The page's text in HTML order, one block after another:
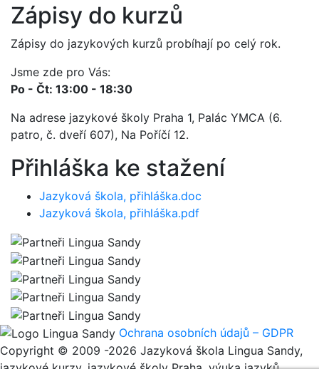
Zápisy do kurzů
Zápisy do jazykových kurzů probíhají po celý rok.
Jsme zde pro Vás:
Po - Čt: 13:00 - 18:30
Na adrese jazykové školy Praha 1, Palác YMCA (6.
patro, č. dveří 607), Na Poříčí 12.
Přihláška ke stažení
Jazyková škola, přihláška.doc
Jazyková škola, přihláška.pdf
Ochrana osobních údajů – GDPR
Copyright © 2009 -2026 Jazyková škola Lingua Sandy,